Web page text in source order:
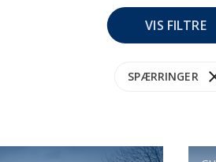
VIS FILTRE
HAVN
SPÆRRINGER